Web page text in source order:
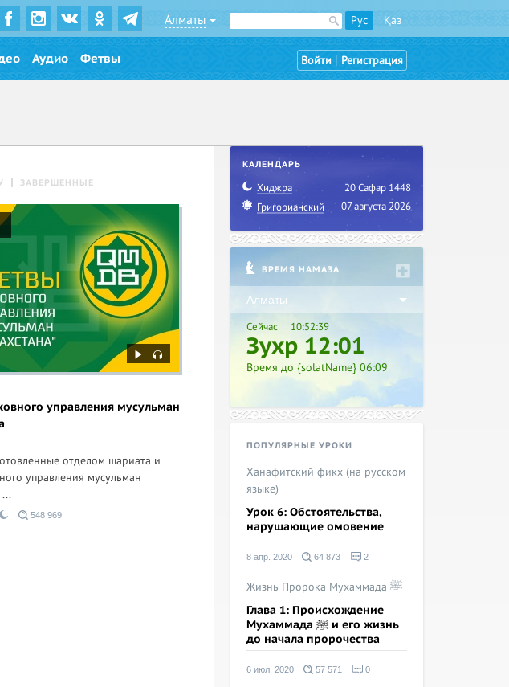
Алматы Рус Қаз
Аудио Фетвы Войти | Регистрация
ЗАВЕРШЕННЫЕ
управления мусульман
отделом шариата и
управления мусульман
...
548 969
КАЛЕНДАРЬ
Хиджра
20 Сафар 1448
Григорианский
07 августа 2026
ВРЕМЯ НАМАЗА
Алматы
Сейчас 10:52:39
Зухр 12:01
Время до {solatName} 06:09
ПОПУЛЯРНЫЕ УРОКИ
Ханафитский фикх (на русском
языке)
Урок 6: Обстоятельства,
нарушающие омовение
8 апр. 2020 64 873 2
Жизнь Пророка Мухаммада ﷺ
Глава 1: Происхождение
Мухаммада ﷺ и его жизнь
до начала пророчества
6 июл. 2020 57 571 0